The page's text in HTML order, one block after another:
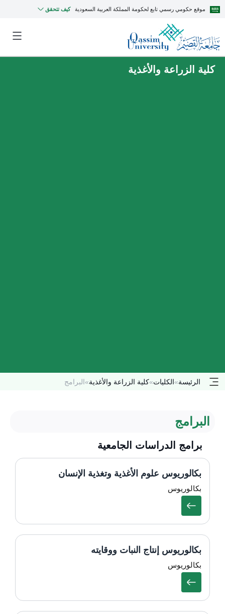
موقع حكومي رسمي تابع لحكومة المملكة العربية السعودية كيف تتحقق
كلية الزراعة والأغذية
الرئيسة»الكليات»كلية الزراعة والأغذية»البرامج
البرامج
برامج الدراسات الجامعية
بكالوريوس علوم الأغذية وتغذية الإنسان
بكالوريوس
بكالوريوس إنتاج النبات ووقايته
بكالوريوس